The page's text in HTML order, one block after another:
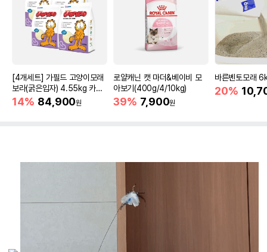
[4개세트] 가필드 고양이모래
보라(굵은입자) 4.55kg 카사
바모래
14% 84,900원
로얄캐닌 캣 마더&베이비 모
아보기(400g/4/10kg)
39% 7,900원
바른벤토모래
20%